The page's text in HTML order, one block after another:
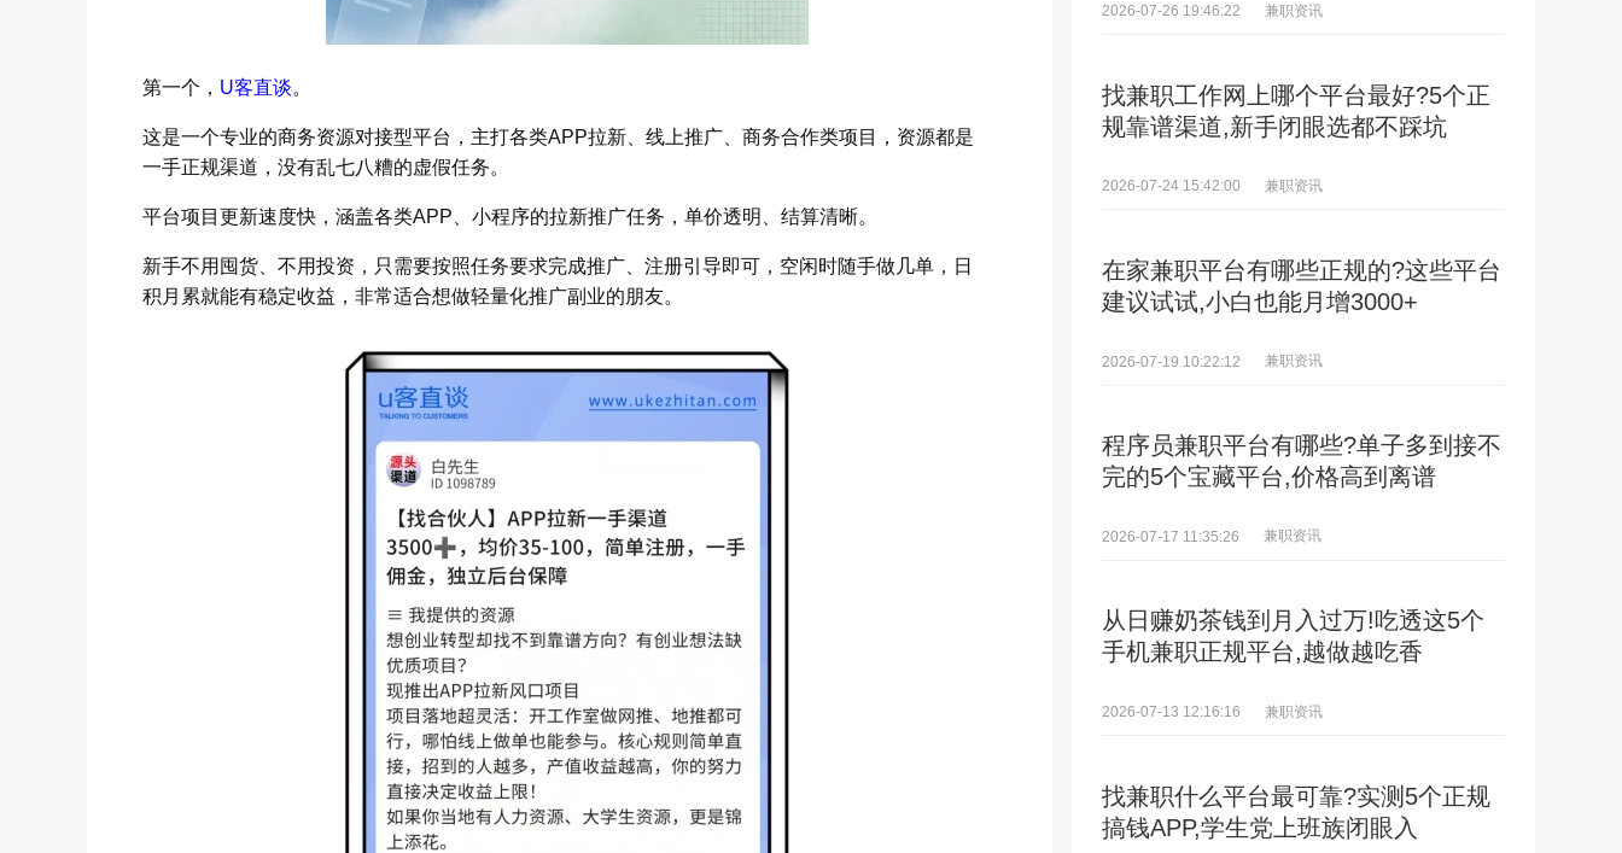
第一个， U客直谈。
这是一个专业的商务资源对接型平台，主打各类APP拉新、线上推广、商务合作类项目，资源都是
一手正规渠道，没有乱七八糟的虚假任务。
平台项目更新速度快，涵盖各类APP、小程序的拉新推广任务，单价透明、结算清晰。
新手不用囤货、不用投资，只需要按照任务要求完成推广、注册引导即可，空闲时随手做几单，日
积月累就能有稳定收益，非常适合想做轻量化推广副业的朋友。
2026-07-26 19:46:22 兼职资讯
找兼职工作网上哪个平台最好?5个正
规靠谱渠道,新手闭眼选都不踩坑
2026-07-24 15:42:00 兼职资讯
在家兼职平台有哪些正规的?这些平台
建议试试,小白也能月增3000+
2026-07-19 10:22:12 兼职资讯
程序员兼职平台有哪些?单子多到接不
完的5个宝藏平台,价格高到离谱
2026-07-17 11:35:26 兼职资讯
从日赚奶茶钱到月入过万!吃透这5个
手机兼职正规平台,越做越吃香
2026-07-13 12:16:16 兼职资讯
找兼职什么平台最可靠?实测5个正规
搞钱APP,学生党上班族闭眼入